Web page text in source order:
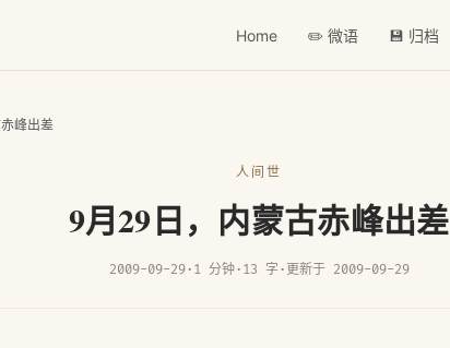
Home ✏️ 微语 💾 归档
峰出差
人间世
9月29日，内蒙古赤峰出差
2009-09-29· 1 分钟· 13 字 · 更新于 2009-09-29